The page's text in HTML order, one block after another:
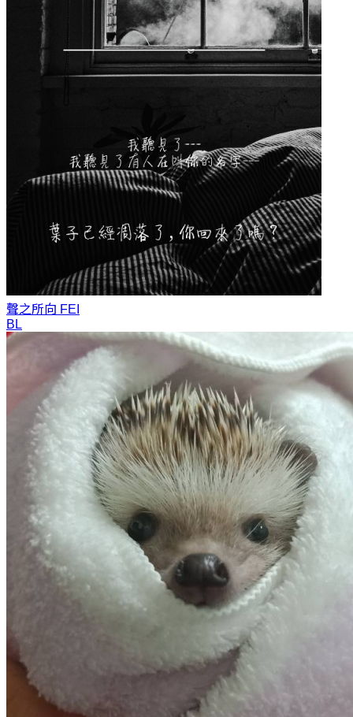
聲之所向 FEI
BL